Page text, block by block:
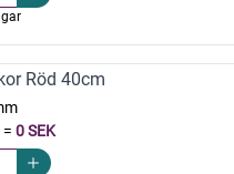
Röd 40cm
= 0 SEK